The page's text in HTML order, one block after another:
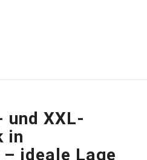
und XXL-
in